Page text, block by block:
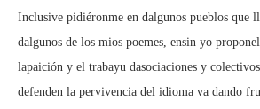
Inclusive pidiéronme en dalgunos pueblos que
dalgunos de los mios poemes, ensin yo
lapaición y el trabayu dasociaciones y
defenden la pervivencia del idioma va dando